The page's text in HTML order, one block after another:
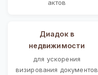
актов
Диадок в
недвижимости
для ускорения
визирования документов